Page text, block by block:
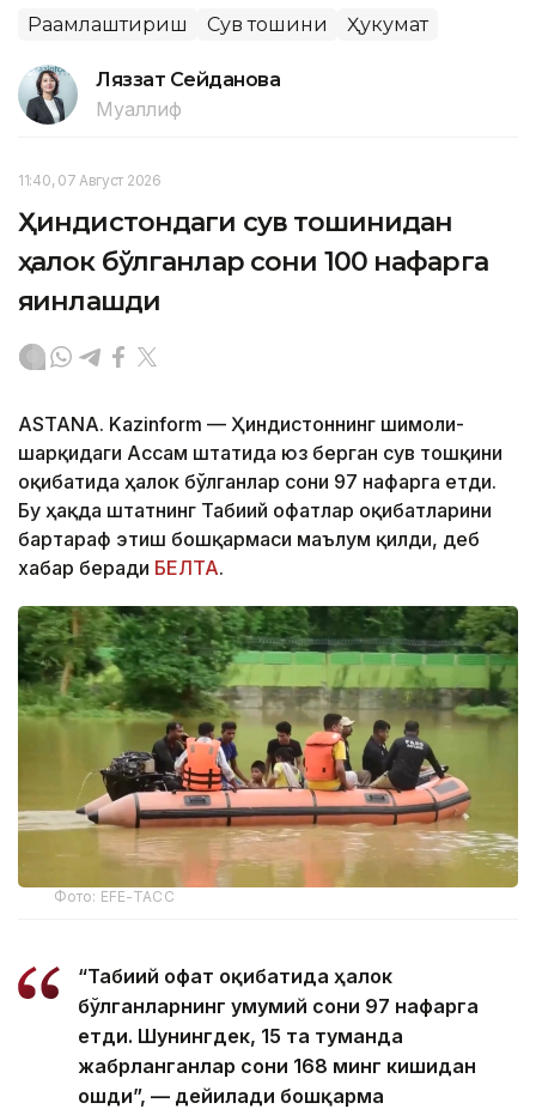
Рақамлаштириш Сув тошқини Ҳукумат
Ляззат Сейданова
Муаллиф
11:40, 07 Август 2026
Ҳиндистондаги сув тошқинидан
ҳалок бўлганлар сони 100 нафарга
яқинлашди
ASTANA. Kazinform — Ҳиндистоннинг шимоли-
шарқидаги Ассам штатида юз берган сув тошқини
оқибатида ҳалок бўлганлар сони 97 нафарга етди.
Бу ҳақда штатнинг Табиий офатлар оқибатларини
бартараф этиш бошқармаси маълум қилди, деб
хабар беради БЕЛТА.
Фото: EFE-ТАСС
“Табиий офат оқибатида ҳалок
бўлганларнинг умумий сони 97 нафарга
етди. Шунингдек, 15 та туманда
жабрланганлар сони 168 минг кишидан
ошди”, — дейилади бошқарма